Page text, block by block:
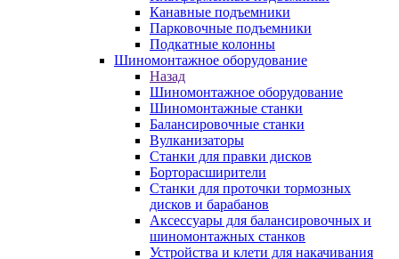
Канавные подъемники
Парковочные подъемники
Подкатные колонны
Шиномонтажное оборудование
Назад
Шиномонтажное оборудование
Шиномонтажные станки
Балансировочные станки
Вулканизаторы
Станки для правки дисков
Борторасширители
Станки для проточки тормозных
дисков и барабанов
Аксессуары для балансировочных и
шиномонтажных станков
Устройства и клети для накачивания